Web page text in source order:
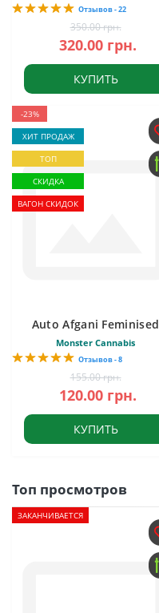
Отзывов - 22
350.00 грн.
320.00 грн.
КУПИТЬ
-23%
ХИТ ПРОДАЖ
ТОП
СКИДКА
ВАГОН СКИДОК
Auto Afgani Feminised
Monster Cannabis
Отзывов - 8
155.00 грн.
120.00 грн.
КУПИТЬ
Топ просмотров
ЗАКАНЧИВАЕТСЯ